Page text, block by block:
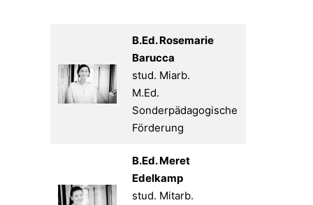
B.Ed. Rosemarie
Barucca
stud. Miarb.
M.Ed.
Sonderpädagogische
Förderung
B.Ed. Meret
Edelkamp
stud. Mitarb.